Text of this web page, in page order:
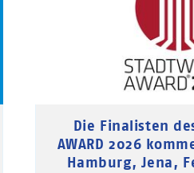
Die Finalisten des
AWARD 2026
Hamburg, Jena,